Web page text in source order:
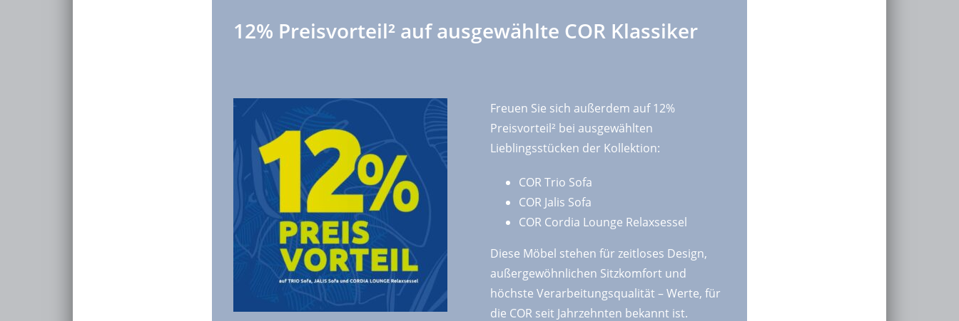
12% Preisvorteil² auf ausgewählte COR Klassiker
Freuen Sie sich außerdem auf 12%
Preisvorteil² bei ausgewählten
Lieblingsstücken der Kollektion:
COR Trio Sofa
COR Jalis Sofa
COR Cordia Lounge Relaxsessel
Diese Möbel stehen für zeitloses Design,
außergewöhnlichen Sitzkomfort und
höchste Verarbeitungsqualität – Werte, für
die COR seit Jahrzehnten bekannt ist.